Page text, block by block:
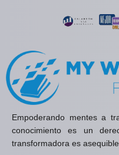
Empoderando mentes a
conocimiento es un
transformadora es